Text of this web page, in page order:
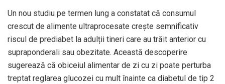
Un nou studiu pe termen lung a constatat că consumul
crescut de alimente ultraprocesate crește semnificativ
riscul de prediabet la adulții tineri care au trăit anterior cu
supraponderali sau obezitate. Această descoperire
sugerează că obiceiul alimentar de zi cu zi poate perturba
treptat reglarea glucozei cu mult înainte ca diabetul de tip 2